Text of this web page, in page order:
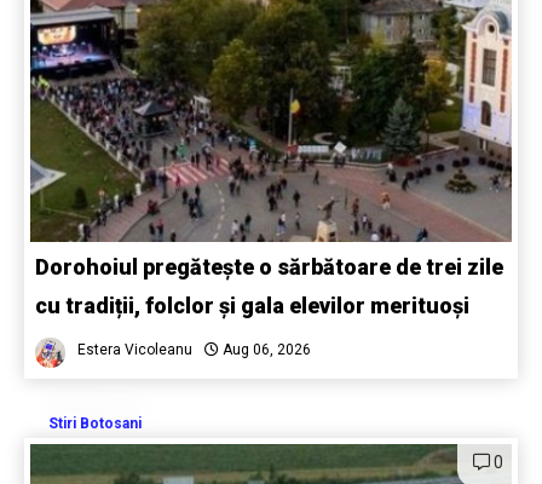
Dorohoiul pregătește o sărbătoare de trei zile
cu tradiții, folclor și gala elevilor merituoși
Estera Vicoleanu Aug 06, 2026
Stiri Botosani
0